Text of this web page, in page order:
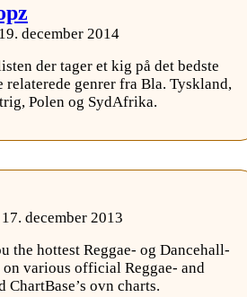
december 2014
der tager et kig på det bedste
relaterede genrer fra Bla. Tyskland,
Polen og SydAfrika.
december 2013
the hottest Reggae- og Dancehall-
various official Reggae- and
ChartBase’s ovn charts.